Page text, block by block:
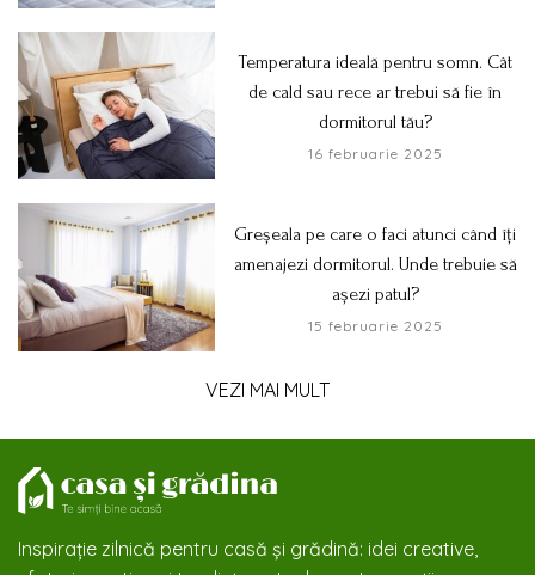
Temperatura ideală pentru somn. Cât
de cald sau rece ar trebui să fie în
dormitorul tău?
16 februarie 2025
Greșeala pe care o faci atunci când îți
amenajezi dormitorul. Unde trebuie să
așezi patul?
15 februarie 2025
VEZI MAI MULT
Inspirație zilnică pentru casă și grădină: idei creative,